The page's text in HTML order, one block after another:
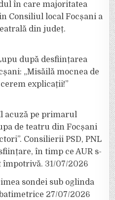
în care majoritatea
Consiliul local Focșani a
din județ.
după desființarea
„Misăilă mocnea de
explicații!”
acuză pe primarul
de teatru din Focșani
Consilierii PSD, PNL
în timp ce AUR s-
împotrivă. 31/07/2026
sondei sub oglinda
27/07/2026